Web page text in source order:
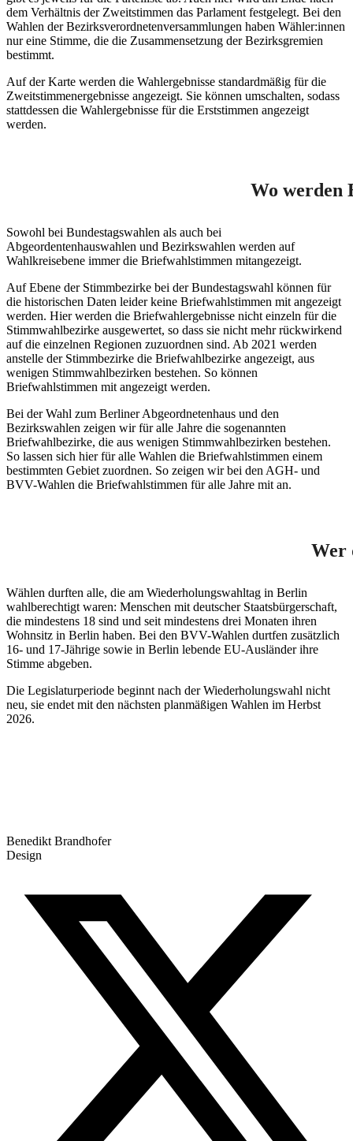
dem Verhältnis der Zweitstimmen das Parlament festgelegt. Bei den
Wahlen der Bezirksverordnetenversammlungen haben Wähler:innen
nur eine Stimme, die die Zusammensetzung der Bezirksgremien
bestimmt.
Auf der Karte werden die Wahlergebnisse standardmäßig für die
Zweitstimmenergebnisse angezeigt. Sie können umschalten, sodass
stattdessen die Wahlergebnisse für die Erststimmen angezeigt
werden.
Wo werden
Sowohl bei Bundestagswahlen als auch bei
Abgeordentenhauswahlen und Bezirkswahlen werden auf
Wahlkreisebene immer die Briefwahlstimmen mitangezeigt.
Auf Ebene der Stimmbezirke bei der Bundestagswahl können für
die historischen Daten leider keine Briefwahlstimmen mit angezeigt
werden. Hier werden die Briefwahlergebnisse nicht einzeln für die
Stimmwahlbezirke ausgewertet, so dass sie nicht mehr rückwirkend
auf die einzelnen Regionen zuzuordnen sind. Ab 2021 werden
anstelle der Stimmbezirke die Briefwahlbezirke angezeigt, aus
wenigen Stimmwahlbezirken bestehen. So können
Briefwahlstimmen mit angezeigt werden.
Bei der Wahl zum Berliner Abgeordnetenhaus und den
Bezirkswahlen zeigen wir für alle Jahre die sogenannten
Briefwahlbezirke, die aus wenigen Stimmwahlbezirken bestehen.
So lassen sich hier für alle Wahlen die Briefwahlstimmen einem
bestimmten Gebiet zuordnen. So zeigen wir bei den AGH- und
BVV-Wahlen die Briefwahlstimmen für alle Jahre mit an.
Wer
Wählen durften alle, die am Wiederholungswahltag in Berlin
wahlberechtigt waren: Menschen mit deutscher Staatsbürgerschaft,
die mindestens 18 sind und seit mindestens drei Monaten ihren
Wohnsitz in Berlin haben. Bei den BVV-Wahlen durtfen zusätzlich
16- und 17-Jährige sowie in Berlin lebende EU-Ausländer ihre
Stimme abgeben.
Die Legislaturperiode beginnt nach der Wiederholungswahl nicht
neu, sie endet mit den nächsten planmäßigen Wahlen im Herbst
2026.
Benedikt Brandhofer
Design